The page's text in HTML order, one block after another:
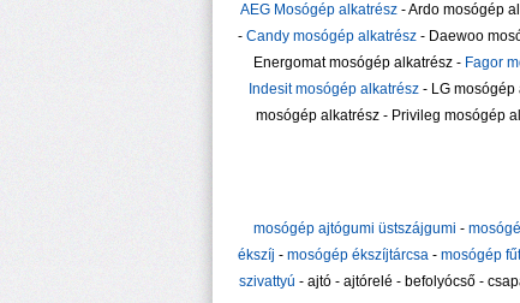
AEG Mosógép alkatrész - Ardo mosógép
- Candy mosógép alkatrész- Daewoo
Energomat mosógép alkatrész - Fagor
Indesit mosógép alkatrész- LG mosógép
mosógép alkatrész - Privileg mosógép
mosógép ajtógumi üstszájgumi -
ékszíj - mosógép ékszíjtárcsa- mosógép
szivattyú - ajtó - ajtórelé - befolyócső -